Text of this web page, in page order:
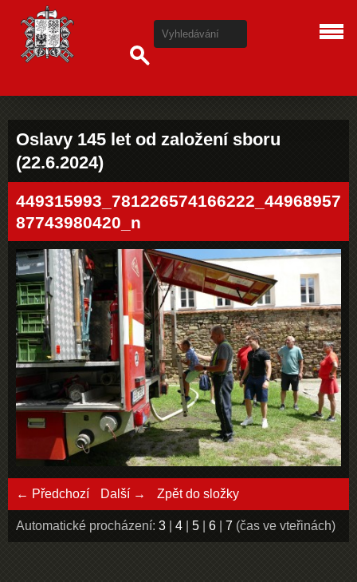
Oslavy 145 let od založení sboru
(22.6.2024)
449315993_781226574166222_44968957
87743980420_n
← Předchozí Další → Zpět do složky
Automatické procházení: 3 4 5 6 7 (čas ve vteřinách)